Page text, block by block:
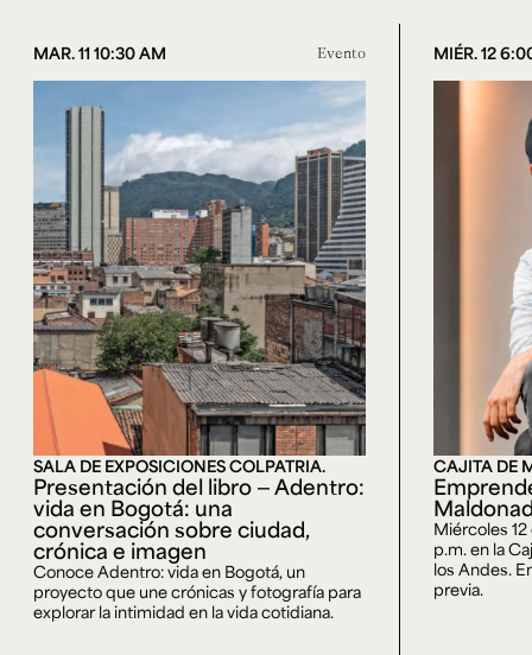
MAR. 11 10:30 AM Evento
SALA DE EXPOSICIONES COLPATRIA.
Presentación del libro — Adentro:
vida en Bogotá: una
conversación sobre ciudad,
crónica e imagen
Conoce Adentro: vida en Bogotá, un
proyecto que une crónicas y fotografía para
explorar la intimidad en la vida cotidiana.
MIÉR. 12
CAJITA DE
Miércoles
p.m. en la
los Andes.
previa.